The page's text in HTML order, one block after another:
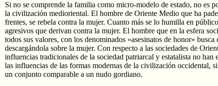
Si no se comprende la familia como micro-modelo de estado, no es
la civilización medioriental. El hombre de Oriente Medio que ha
frentes, se rebela contra la mujer. Cuanto más se lo humilla en
agresivos que derivan contra la mujer. El hombre que en la esfera
todos sus valores, con los denominados «asesinatos de honor» busca
descargándola sobre la mujer. Con respecto a las sociedades de
influencias tradicionales de la sociedad patriarcal y estatalista no han
las influencias de las formas modernas de la civilización occidental,
un conjunto comparable a un nudo gordiano.